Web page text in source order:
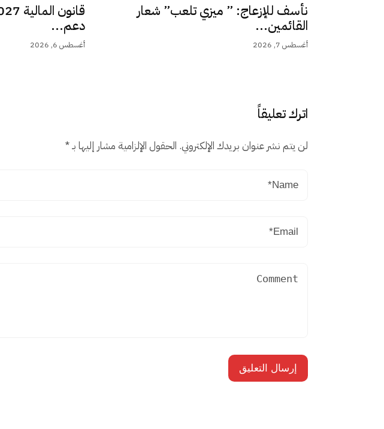
نأسف للإزعاج: ” ميزي تلعب” شعار
القائمين...
أغسطس 7, 2026
دعم...
أغسطس 6, 2026
اترك تعليقاً
لن يتم نشر عنوان بريدك الإلكتروني. الحقول الإلزامية مشار إليها بـ*